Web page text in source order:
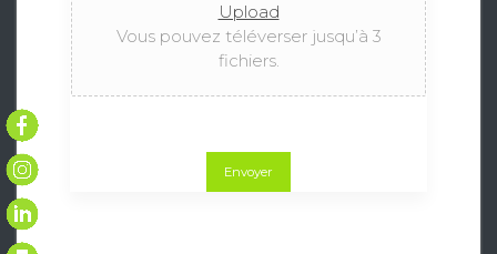
Upload
Vous pouvez téléverser jusqu’à 3
fichiers.
Envoyer